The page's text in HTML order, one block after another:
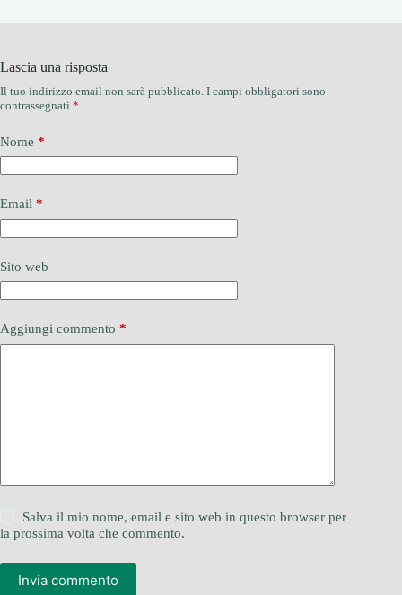
Lascia una risposta
Il tuo indirizzo email non sarà pubblicato. I campi obbligatori sono
contrassegnati *
Nome *
Email *
Sito web
Aggiungi commento *
Salva il mio nome, email e sito web in questo browser per
la prossima volta che commento.
Invia commento